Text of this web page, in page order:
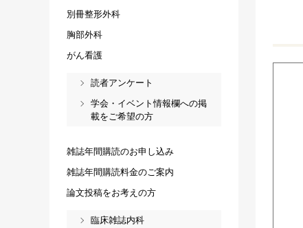
別冊整形外科
胸部外科
がん看護
読者アンケート
学会・イベント情報欄への掲
載をご希望の方
雑誌年間購読のお申し込み
雑誌年間購読料金のご案内
論文投稿をお考えの方
臨床雑誌内科